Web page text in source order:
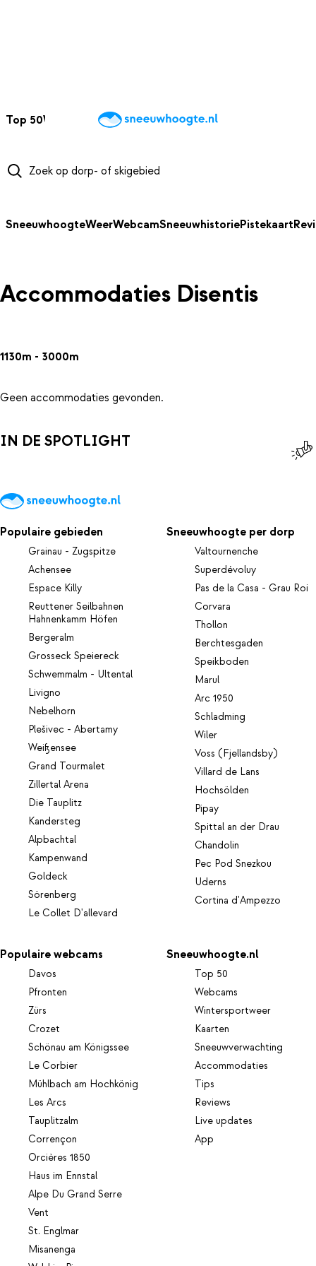
Top 50Webcams WintersportweerKaarten
SneeuwhoogteWeerWebcamSneeuwhistoriePistekaart
Accommodaties Disentis
1130m - 3000m
Geen accommodaties gevonden.
IN DE SPOTLIGHT
Populaire gebieden
Grainau - Zugspitze
Achensee
Espace Killy
Reuttener Seilbahnen
Hahnenkamm Höfen
Bergeralm
Grosseck Speiereck
Schwemmalm - Ultental
Livigno
Nebelhorn
Plešivec - Abertamy
Weißensee
Grand Tourmalet
Zillertal Arena
Die Tauplitz
Kandersteg
Alpbachtal
Kampenwand
Goldeck
Sörenberg
Le Collet D'allevard
Sneeuwhoogte per dorp
Valtournenche
Superdévoluy
Pas de la Casa - Grau Roi
Corvara
Thollon
Berchtesgaden
Speikboden
Marul
Arc 1950
Schladming
Wiler
Voss (Fjellandsby)
Villard de Lans
Hochsölden
Pipay
Spittal an der Drau
Chandolin
Pec Pod Snezkou
Uderns
Cortina d'Ampezzo
Populaire webcams
Davos
Pfronten
Zürs
Crozet
Schönau am Königssee
Le Corbier
Mühlbach am Hochkönig
Les Arcs
Tauplitzalm
Corrençon
Orcières 1850
Haus im Ennstal
Alpe Du Grand Serre
Vent
St. Englmar
Misanenga
Sneeuwhoogte.nl
Top 50
Webcams
Wintersportweer
Kaarten
Sneeuwverwachting
Accommodaties
Tips
Reviews
Live updates
App